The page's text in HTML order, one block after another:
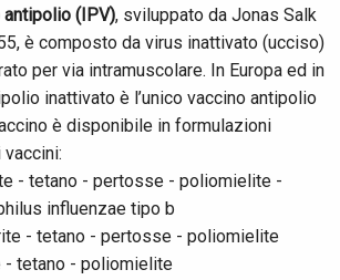
(IPV), sviluppato da Jonas Salk
è composto da virus inattivato (ucciso)
per via intramuscolare. In Europa ed in
inattivato è l’unico vaccino antipolio
è disponibile in formulazioni
- tetano - pertosse - poliomielite -
influenzae tipo b
- tetano - pertosse - poliomielite
- tetano - poliomielite